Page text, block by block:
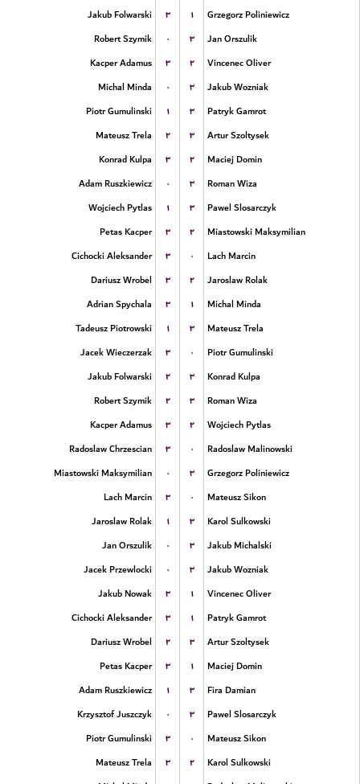
Jakub Folwarski
۳ ۱
Grzegorz Poliniewicz
Robert Szymik
۰ ۳
Jan Orszulik
Kacper Adamus
۳ ۲
Vincenec Oliver
Michal Minda
۰ ۳
Jakub Wozniak
Piotr Gumulinski
۱ ۳
Patryk Gamrot
Mateusz Trela
۲ ۳
Artur Szoltysek
Konrad Kulpa
۳ ۲
Maciej Domin
Adam Ruszkiewicz
۰ ۳
Roman Wiza
Wojciech Pytlas
۱ ۳
Pawel Slosarczyk
Petas Kacper
۳ ۲
Miastowski Maksymilian
Cichocki Aleksander
۳ ۰
Lach Marcin
Dariusz Wrobel
۳ ۲
Jaroslaw Rolak
Adrian Spychala
۳ ۱
Michal Minda
Tadeusz Piotrowski
۱ ۳
Mateusz Trela
Jacek Wieczerzak
۳ ۰
Piotr Gumulinski
Jakub Folwarski
۲ ۳
Konrad Kulpa
Robert Szymik
۲ ۳
Roman Wiza
Kacper Adamus
۳ ۲
Wojciech Pytlas
Radoslaw Chrzescian
۳ ۰
Radoslaw Malinowski
Miastowski Maksymilian
۰ ۳
Grzegorz Poliniewicz
Lach Marcin
۳ ۰
Mateusz Sikon
Jaroslaw Rolak
۱ ۳
Karol Sulkowski
Jan Orszulik
۰ ۳
Jakub Michalski
Jacek Przewlocki
۰ ۳
Jakub Wozniak
Jakub Nowak
۳ ۱
Vincenec Oliver
Cichocki Aleksander
۳ ۱
Patryk Gamrot
Dariusz Wrobel
۲ ۳
Artur Szoltysek
Petas Kacper
۳ ۱
Maciej Domin
Adam Ruszkiewicz
۱ ۳
Fira Damian
Krzysztof Juszczyk
۰ ۳
Pawel Slosarczyk
Piotr Gumulinski
۳ ۰
Mateusz Sikon
Mateusz Trela
۳ ۲
Karol Sulkowski